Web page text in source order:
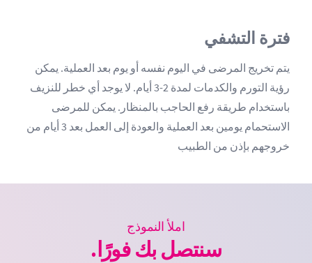
فترة التشفي
يتم تخريج المرضى في اليوم نفسه أو يوم بعد العملية. يمكن
رؤية التورم والكدمات لمدة 2-3 أيام. لا يوجد أي خطر للنزيف
باستخدام طريقة رفع الحاجب بالمنظار. يمكن للمرضى
الاستحمام يومين بعد العملية والعودة إلى العمل بعد 3 أيام من
خروجهم بإذن من الطبيب
املأ النموذج
سنتصل بك فورًا.